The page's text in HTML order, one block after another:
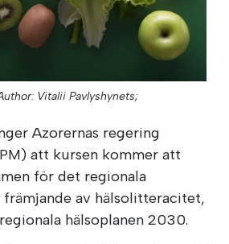
Vitalii Pavlyshynets;
Azorernas regering
att kursen kommer att
för det regionala
av hälsolitteracitet,
hälsoplanen 2030.